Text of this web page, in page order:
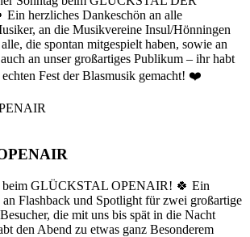
herzliches Dankeschön an alle
an die Musikvereine Insul/Hönningen
die spontan mitgespielt haben, sowie an
an unser großartiges Publikum – ihr habt
echten Fest der Blasmusik gemacht! ❤️
beim GLÜCKSTAL OPENAIR! 🍀 Ein
an Flashback und Spotlight für zwei großartige
die mit uns bis spät in die Nacht
den Abend zu etwas ganz Besonderem